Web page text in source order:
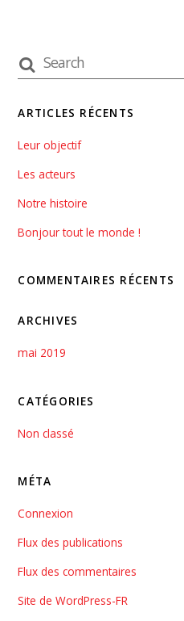
ARTICLES RÉCENTS
Leur objectif
Les acteurs
Notre histoire
Bonjour tout le monde !
COMMENTAIRES RÉCENTS
ARCHIVES
mai 2019
CATÉGORIES
Non classé
MÉTA
Connexion
Flux des publications
Flux des commentaires
Site de WordPress-FR